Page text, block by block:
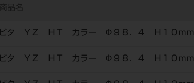
商品名
ビタ ＹＺ ＨＴ カラー Φ９８．４ Ｈ１０ｍｍ
ビタ ＹＺ ＨＴ カラー Φ９８．４ Ｈ１０ｍｍ